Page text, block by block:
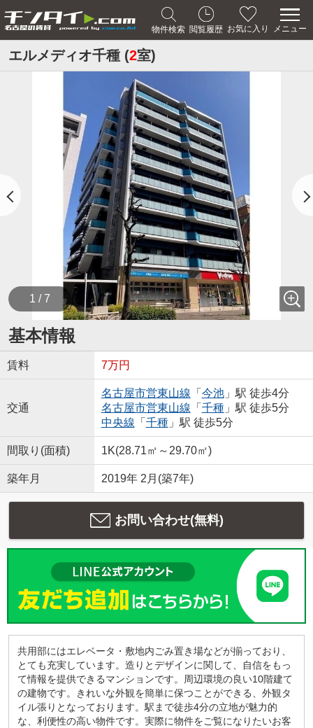
物件検索 閲覧履歴 お気に入り メニュー
エルメディオ千種 (2室)
1 / 7
基本情報
賃料 7万円
交通
名古屋市営東山線 「 今池」駅 徒歩4分
名古屋市営東山線 「 千種」駅 徒歩5分
中央線 「 千種」駅 徒歩5分
間取り(面積) 1K(28.71㎡～29.70㎡)
築年月 2019年 2月(築7年)
お問い合わせ(無料)
共用部にはエレベータ・敷地内ごみ置き場などが揃っており、
とても充実しています。造りとデザインに関して、自信をもっ
て情報を提供できるマンションです。周辺環境の良い10階建て
の建物です。きれいな外観を簡単に保つことができる、外観タ
イル張りとなっております。駅まで徒歩4分の立地が魅力的
な、利便性の高い物件です。実際に物件をご覧になりたいお客